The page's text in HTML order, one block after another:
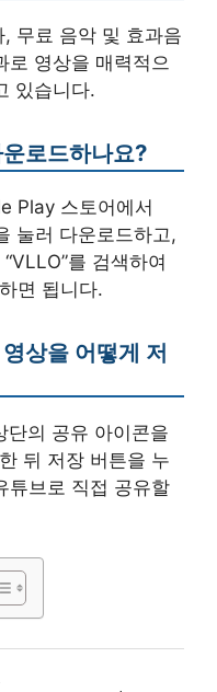
무료 음악 및 효과음
로 영상을 매력적으
있습니다.
로드하나요?
Play 스토어에서
눌러 다운로드하고,
를 검색하여
면 됩니다.
상을 어떻게 저
의 공유 아이콘을
뒤 저장 버튼을 누
튜브로 직접 공유할